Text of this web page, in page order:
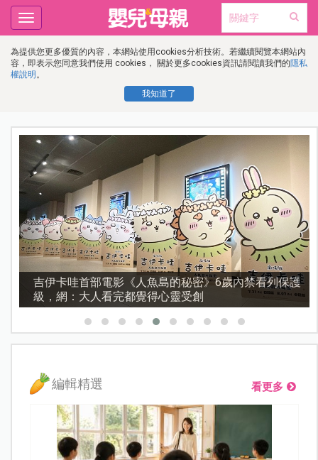
為提供您更多優質的內容，本網站使用cookies分析技術。若繼續閱覽本網站內
容，即表示您同意我們使用 cookies， 關於更多cookies資訊請閱讀我們的隱私
權說明 。
我知道了
Toggle
navigation
吉伊卡哇首部電影《人魚島的秘密》6歲內禁看列保護
級，網：大人看完都覺得心靈受創
編輯精選 看更多